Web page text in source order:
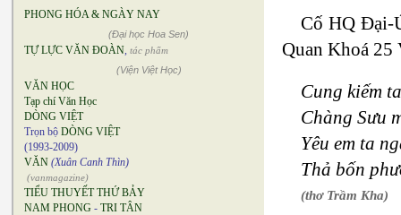
PHONG HÓA & NGÀY NAY
(Đại học Hoa Sen)
TỰ LỰC VĂN ĐOÀN, tác phẩm
(Viện Việt Học)
VĂN HỌC
Tạp chí Văn Học
DÒNG VIỆT
Trọn bộ DÒNG VIỆT
(1993-2009)
VĂN (Xuân Canh Thìn)
(vanmagazine)
TIỂU THUYẾT THỨ BẢY
NAM PHONG - TRI TÂN
Cố HQ Đại-
Quan Khoá
Cung kiếm
Chàng Sưu
Yêu em ta
Thả bốn
(thơ Trầm Kha)